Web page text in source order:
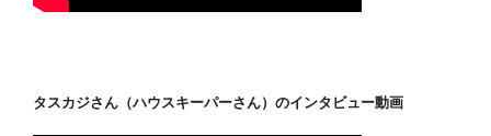
タスカジさん（ハウスキーパーさん）のインタビュー動画